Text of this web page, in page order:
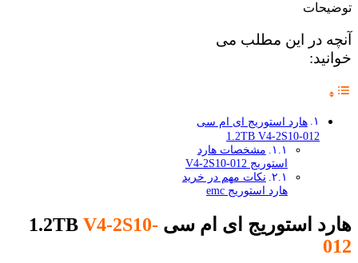
توضیحات
آنچه در این مطلب می
خوانید:
هارد استوریج ای ام سی
1.2TB V4-2S10-012
مشخصات هارد
استوریج V4-2S10-012
نکات مهم در خرید
هارد استوریج emc
هارد استوریج ای ام سی 1.2TB V4-2S10-
012